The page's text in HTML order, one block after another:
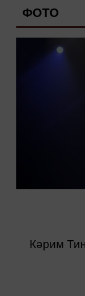
ФОТО
Кәрим